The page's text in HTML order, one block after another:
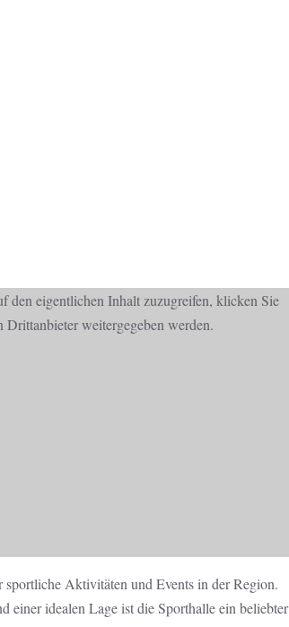
den eigentlichen Inhalt zuzugreifen, klicken Sie
Drittanbieter weitergegeben werden.
Aktivitäten und Events in der Region.
einer idealen Lage ist die Sporthalle ein beliebter